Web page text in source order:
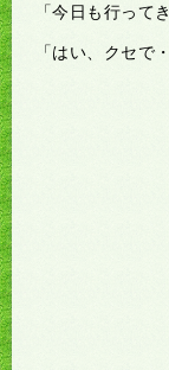
「今日も行って
「はい、クセで